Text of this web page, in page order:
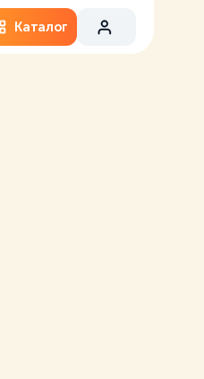
Каталог